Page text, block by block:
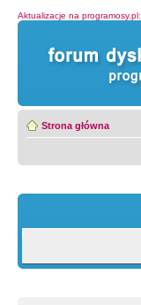
Aktualizacje na programosy.pl:
Strona główna